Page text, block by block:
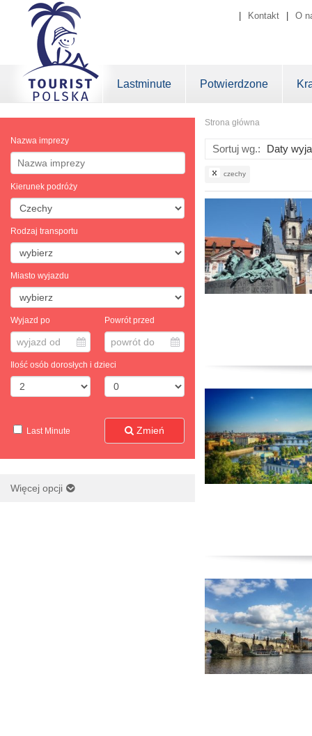
Kontakt O
Lastminute Potwierdzone
Nazwa imprezy
Kierunek podróży
Rodzaj transportu
Miasto wyjazdu
Wyjazd po
wyjazd od
Powrót przed
powrót do
Ilość osób dorosłych i dzieci
Last Minute Zmień
Więcej opcji
Strona główna
Sortuj wg.:
czechy